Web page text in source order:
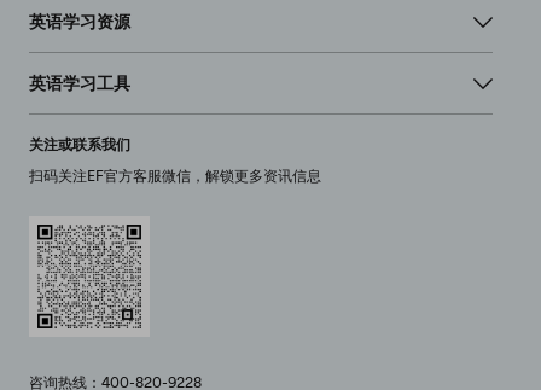
英语学习资源
英语学习工具
关注或联系我们
扫码关注EF官方客服微信，解锁更多资讯信息
咨询热线：400-820-9228